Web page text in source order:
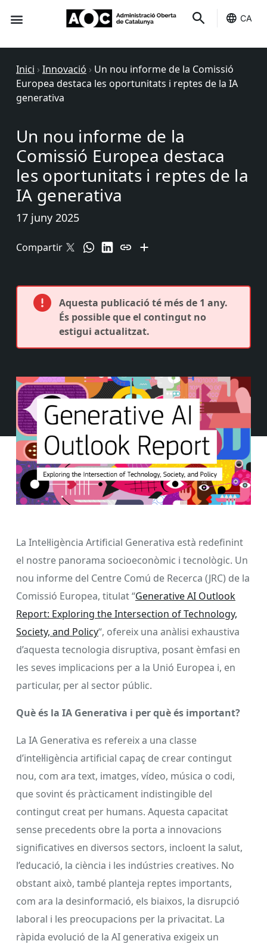
CA
Inici › Innovació › Un nou informe de la Comissió
Europea destaca les oportunitats i reptes de la IA
generativa
Un nou informe de la
Comissió Europea destaca
les oportunitats i reptes de la
IA generativa
17 juny 2025
Compartir
Aquesta publicació té més de 1 any.
És possible que el contingut no
estigui actualitzat.
La Intel·ligència Artificial Generativa està redefinint
el nostre panorama socioeconòmic i tecnològic. Un
nou informe del Centre Comú de Recerca (JRC) de la
Comissió Europea, titulat “Generative AI Outlook
Report: Exploring the Intersection of Technology,
Society, and Policy“, ofereix una anàlisi exhaustiva
d’aquesta tecnologia disruptiva, posant èmfasi en
les seves implicacions per a la Unió Europea i, en
particular, per al sector públic.
Què és la IA Generativa i per què és important?
La IA Generativa es refereix a una classe
d’intel·ligència artificial capaç de crear contingut
nou, com ara text, imatges, vídeo, música o codi,
que sovint és pràcticament indistingible del
contingut creat per humans. Aquesta capacitat
sense precedents obre la porta a innovacions
significatives en diversos sectors, incloent la salut,
l’educació, la ciència i les indústries creatives. No
obstant això, també planteja reptes importants,
com ara la desinformació, els biaixos, la disrupció
laboral i les preocupacions per la privacitat. La
ràpida evolució de la AI generativa exigeix un